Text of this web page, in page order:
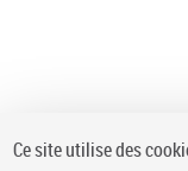
Ce site utilise des